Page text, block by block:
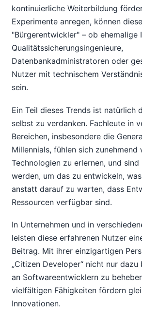
kontinuierliche Weiterbildung
Experimente anregen, können diese
"Bürgerentwickler" – ob ehemalige
Qualitätssicherungsingenieure,
Datenbankadministratoren oder
Nutzer mit technischem
sein.
Ein Teil dieses Trends ist natürlich
selbst zu verdanken. Fachleute in
Bereichen, insbesondere die
Millennials, fühlen sich zunehmend
Technologien zu erlernen, und
werden, um das zu entwickeln,
anstatt darauf zu warten, dass
Ressourcen verfügbar sind.
In Unternehmen und in
leisten diese erfahrenen Nutzer
Beitrag. Mit ihrer einzigartigen
„Citizen Developer“ nicht nur dazu
an Softwareentwicklern zu
vielfältigen Fähigkeiten fördern
Innovationen.